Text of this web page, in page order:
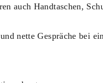
auch Handtaschen,
nette Gespräche bei